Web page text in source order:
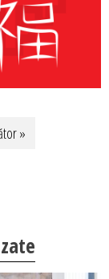
»